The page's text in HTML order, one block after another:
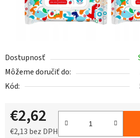
Dostupnosť
Môžeme doručiť do:
Kód:
€2,62
€2,13 bez DPH